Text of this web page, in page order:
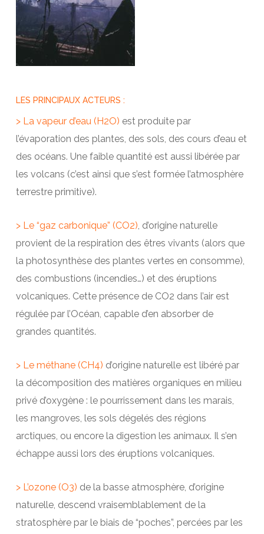
LES PRINCIPAUX ACTEURS :
> La vapeur d’eau (H2O) est produite par
l’évaporation des plantes, des sols, des cours d’eau et
des océans. Une faible quantité est aussi libérée par
les volcans (c’est ainsi que s’est formée l’atmosphère
terrestre primitive).
> Le “gaz carbonique” (CO2), d’origine naturelle
provient de la respiration des êtres vivants (alors que
la photosynthèse des plantes vertes en consomme),
des combustions (incendies…) et des éruptions
volcaniques. Cette présence de CO2 dans l’air est
régulée par l’Océan, capable d’en absorber de
grandes quantités.
> Le méthane (CH4) d’origine naturelle est libéré par
la décomposition des matières organiques en milieu
privé d’oxygène : le pourrissement dans les marais,
les mangroves, les sols dégelés des régions
arctiques, ou encore la digestion les animaux. Il s’en
échappe aussi lors des éruptions volcaniques.
> L’ozone (O3) de la basse atmosphère, d’origine
naturelle, descend vraisemblablement de la
stratosphère par le biais de “poches”, percées par les